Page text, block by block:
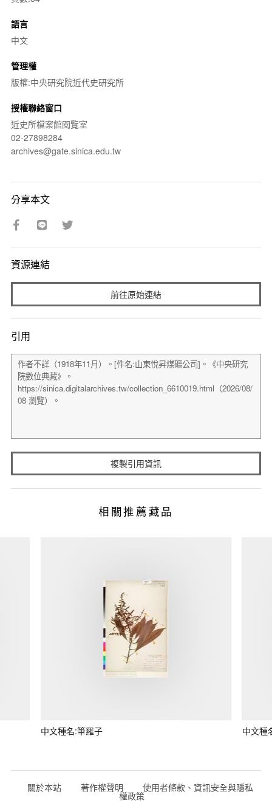
語言
中文
管理權
版權:中央研究院近代史研究所
授權聯絡窗口
近史所檔案館閱覽室
02-27898284
archives@gate.sinica.edu.tw
分享本文
資源連結
前往原始連結
引用
複製引用資訊
相關推薦藏品
中文種名:筆羅子 中文種
關於本站 著作權聲明 使用者條款、資訊安全與隱私
權政策